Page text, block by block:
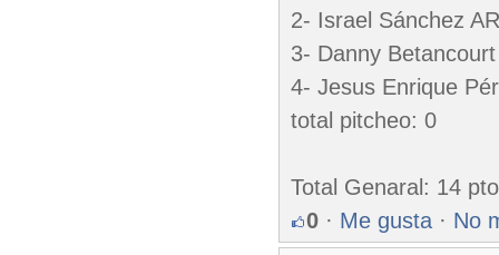
2- Israel Sánchez
3- Danny
4- Jesus Enrique
total pitcheo: 0
Total Genaral: 14
0 · Me gusta · No